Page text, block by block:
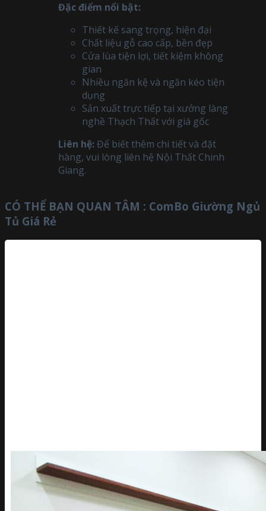
Đặc điểm nổi bật:
Thiết kế sang trọng, hiện đại
Chất liệu gỗ cao cấp, bền đẹp
Cửa lùa tiện lợi, tiết kiệm không
gian
Nhiều ngăn kệ và ngăn kéo tiện
dụng
Sản xuất trực tiếp tại xưởng làng
nghề Thạch Thất với giá gốc
Liên hệ:Để biết thêm chi tiết và đặt
hàng, vui lòng liên hệ Nội Thất Chinh
Giang.
CÓ THỂ BẠN QUAN TÂM : ComBo Giường Ngủ
Tủ Giá Rẻ